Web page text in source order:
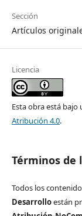
Sección
Artículos
Licencia
Esta obra está bajo
Atribución 4.0.
Términos de
Todos los
Desarrolloestán